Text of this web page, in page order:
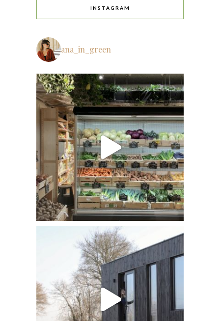
INSTAGRAM
ana_in_green